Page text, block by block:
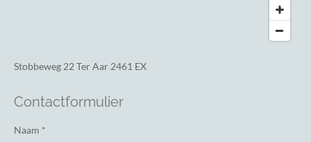
Stobbeweg 22 Ter Aar 2461 EX
Contactformulier
Naam *